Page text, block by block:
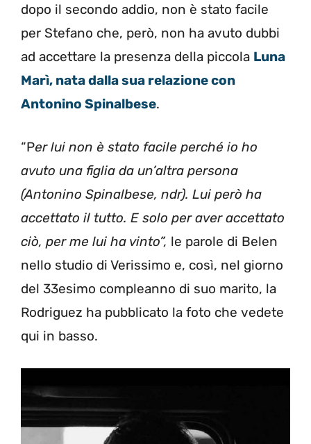
dopo il secondo addio, non è stato facile
per Stefano che, però, non ha avuto dubbi
ad accettare la presenza della piccola Luna
Marì, nata dalla sua relazione con
Antonino Spinalbese.
“Per lui non è stato facile perché io ho
avuto una figlia da un’altra persona
(Antonino Spinalbese, ndr). Lui però ha
accettato il tutto. E solo per aver accettato
ciò, per me lui ha vinto”, le parole di Belen
nello studio di Verissimo e, così, nel giorno
del 33esimo compleanno di suo marito, la
Rodriguez ha pubblicato la foto che vedete
qui in basso.